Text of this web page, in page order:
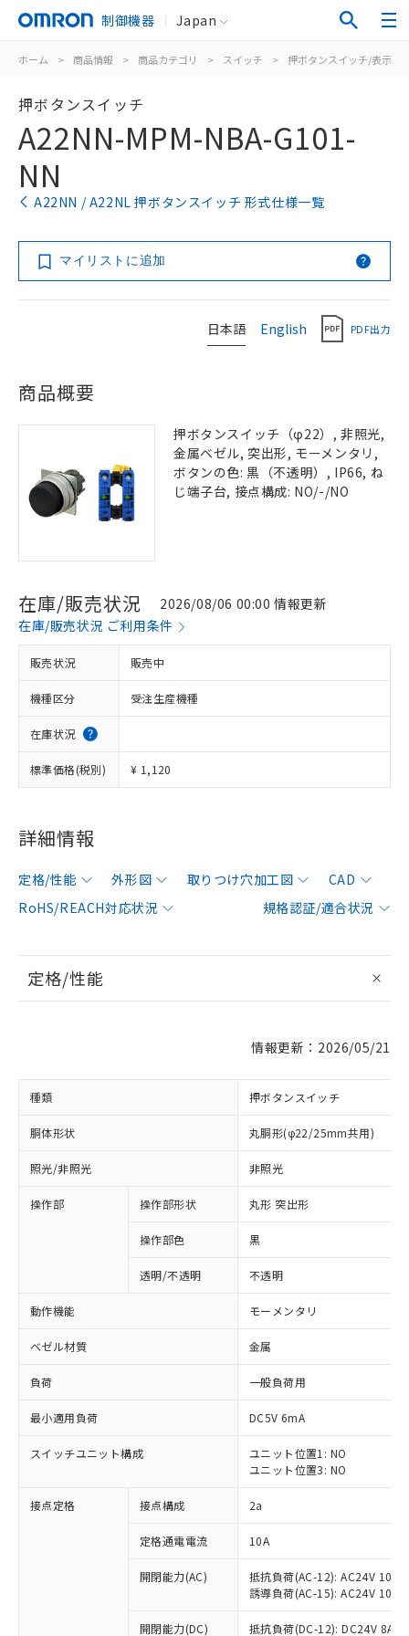
制御機器 Japan
ホーム > 商品情報 > 商品カテゴリ > スイッチ > 押ボタンスイッチ/表示灯
押ボタンスイッチ
A22NN-MPM-NBA-G101-
NN
A22NN / A22NL 押ボタンスイッチ 形式仕様一覧
マイリストに追加
日本語 English PDF出力
商品概要
押ボタンスイッチ（φ22）, 非照光,
金属ベゼル, 突出形, モーメンタリ,
ボタンの色: 黒（不透明）, IP66, ね
じ端子台, 接点構成: NO/-/NO
在庫/販売状況
2026/08/06 00:00 情報更新
在庫/販売状況 ご利用条件
販売状況 販売中
機種区分 受注生産機種
在庫状況
標準価格(税別) ¥ 1,120
詳細情報
定格/性能 外形図 取りつけ穴加工図
CAD
RoHS/REACH対応状況
規格認証/適合状況
定格/性能
情報更新：2026/05/21
種類 押ボタンスイッチ
胴体形状 丸胴形(φ22/25mm共用)
照光/非照光 非照光
操作部 操作部形状 丸形 突出形
操作部色 黒
透明/不透明 不透明
動作機能 モーメンタリ
ベゼル材質 金属
負荷 一般負荷用
最小適用負荷 DC5V 6mA
スイッチユニット構成
ユニット位置1: NO
ユニット位置3: NO
接点定格 接点構成 2a
定格通電電流 10A
開閉能力(AC)
抵抗負荷(AC-12): AC24V 10A/
誘導負荷(AC-15): AC24V
開閉能力(DC) 抵抗負荷(DC-12): DC24V 8A/
ご利用条件
※1 対応状況
対応済み：EU RoHS指令（10物質）の
非含有に対応した製品が提供可能な商品で
対応予定：EU RoHS指令（10物質）の非含
有に対応した製品に切り替える予定のある